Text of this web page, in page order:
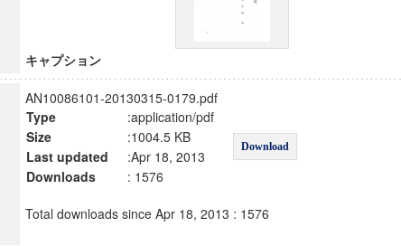
キャプション
AN10086101-20130315-0179.pdf
Type
:application/pdf
Download
Size
:1004.5 KB
Last updated
:Apr 18, 2013
Downloads
: 1576
Total downloads since Apr 18, 2013 : 1576